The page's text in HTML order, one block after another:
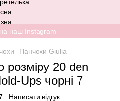
наш Instagram
Панчохи Giulia
розміру 20 den
Ups чорні 7
Написати відгук